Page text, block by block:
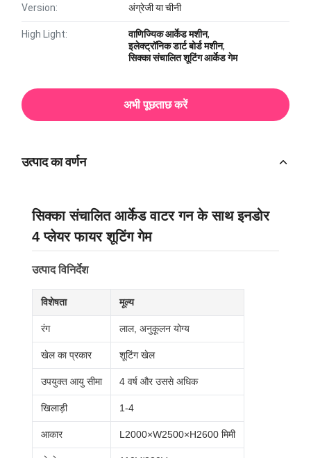
Version: अंग्रेजी या चीनी
High Light: वाणिज्यिक आर्केड मशीन,
इलेक्ट्रॉनिक डार्ट बोर्ड मशीन,
सिक्का संचालित शूटिंग आर्केड गेम
अभी पूछताछ करें
उत्पाद का वर्णन
सिक्का संचालित आर्केड वाटर गन के साथ इनडोर
4 प्लेयर फायर शूटिंग गेम
उत्पाद विनिर्देश
विशेषता मूल्य
रंग लाल, अनुकूलन योग्य
खेल का प्रकार शूटिंग खेल
उपयुक्त आयु सीमा 4 वर्ष और उससे अधिक
खिलाड़ी 1-4
आकार L2000×W2500×H2600 मिमी